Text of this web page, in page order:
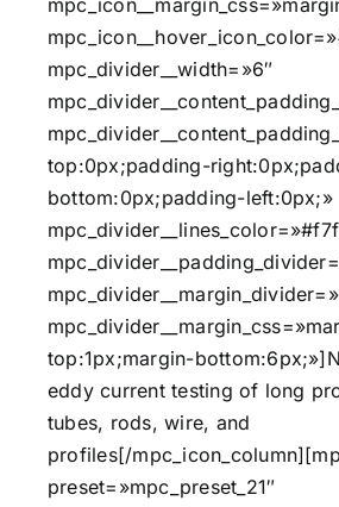
mpc_divider__width=»6″
top:0px;padding-
bottom:0px;padding-left:0px;»
top:1px;margin-
eddy current testing of long
tubes, rods, wire, and
profiles[/
preset=»mpc_preset_21″